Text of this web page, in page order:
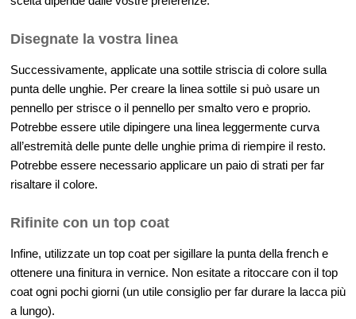
Disegnate la vostra linea
Successivamente, applicate una sottile striscia di colore sulla
punta delle unghie. Per creare la linea sottile si può usare un
pennello per strisce o il pennello per smalto vero e proprio.
Potrebbe essere utile dipingere una linea leggermente curva
all’estremità delle punte delle unghie prima di riempire il resto.
Potrebbe essere necessario applicare un paio di strati per far
risaltare il colore.
Rifinite con un top coat
Infine, utilizzate un top coat per sigillare la punta della french e
ottenere una finitura in vernice. Non esitate a ritoccare con il top
coat ogni pochi giorni (un utile consiglio per far durare la lacca più
a lungo).